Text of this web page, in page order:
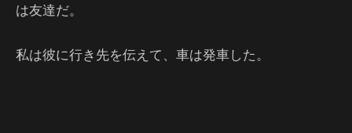
は友達だ。
私は彼に行き先を伝えて、車は発車した。